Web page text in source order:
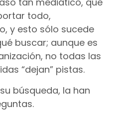
todo,
y esto sólo sucede
buscar; aunque es
no todas las
“dejan” pistas.
búsqueda, la han